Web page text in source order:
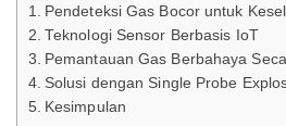
Pendeteksi Gas Bocor untuk
Teknologi Sensor Berbasis IoT
Pemantauan Gas Berbahaya
Solusi dengan Single Probe
Kesimpulan